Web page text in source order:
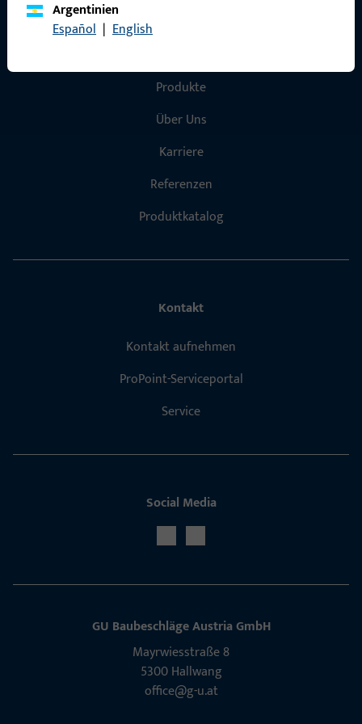
Argentinien
Español | English
Produkte
Über Uns
Karriere
Referenzen
Produktkatalog
Kontakt
Kontakt aufnehmen
ProPoint-Serviceportal
Service
Social Media
GU Baubeschläge Aus­tria GmbH
Mayrwies­straße 8
5300 Hall­wang
office@g-u.at